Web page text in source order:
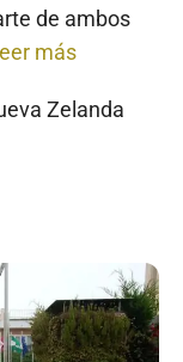
de ambos
más
Zelanda